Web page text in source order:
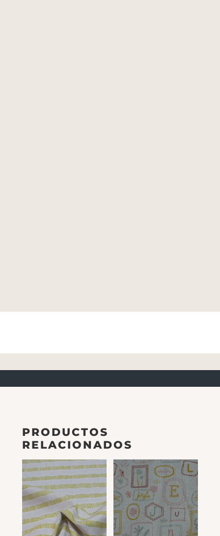
PRODUCTOS
RELACIONADOS